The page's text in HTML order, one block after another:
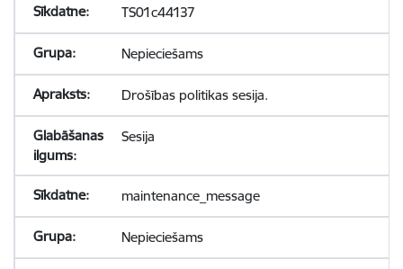
TS01c44137
Nepieciešams
Drošības politikas sesija.
Sesija
maintenance_message
Nepieciešams